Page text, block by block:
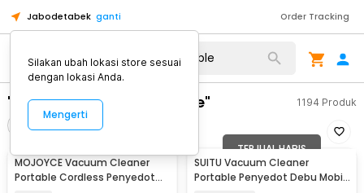
Jabodetabek ganti Order Tracking
"vacuum cleaner portable" 1194 Produk
Urutkan
MOJOYCE Vacuum Cleaner
Portable Cordless Penyedot
TERJUAL HABIS
SUITU Vacuum Cleaner
Portable Penyedot Debu Mobil
Silakan ubah lokasi store sesuai
dengan lokasi Anda.
Mengerti